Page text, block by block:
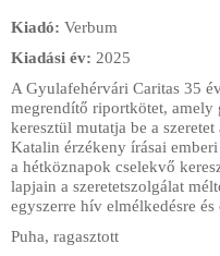
Kiadó: Verbum
Kiadási év: 2025
A Gyulafehérvári Caritas 35
megrendítő riportkötet, amely
keresztül mutatja be a
Katalin érzékeny írásai
a hétköznapok cselekvő
lapjain a szeretetszolgálat
egyszerre hív elmélkedésre és
Puha, ragasztott